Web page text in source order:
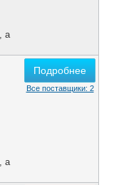
а
а
Подробнее
Все поставщики: 2